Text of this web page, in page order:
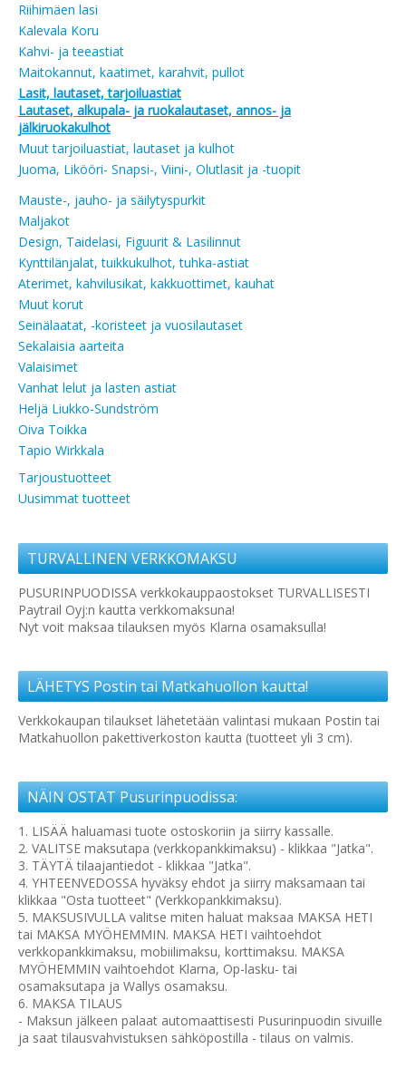
Riihimäen lasi
Kalevala Koru
Kahvi- ja teeastiat
Maitokannut, kaatimet, karahvit, pullot
Lasit, lautaset, tarjoiluastiat
Lautaset, alkupala- ja ruokalautaset, annos- ja
jälkiruokakulhot
Muut tarjoiluastiat, lautaset ja kulhot
Juoma, Likööri- Snapsi-, Viini-, Olutlasit ja -tuopit
Mauste-, jauho- ja säilytyspurkit
Maljakot
Design, Taidelasi, Figuurit & Lasilinnut
Kynttilänjalat, tuikkukulhot, tuhka-astiat
Aterimet, kahvilusikat, kakkuottimet, kauhat
Muut korut
Seinälaatat, -koristeet ja vuosilautaset
Sekalaisia aarteita
Valaisimet
Vanhat lelut ja lasten astiat
Heljä Liukko-Sundström
Oiva Toikka
Tapio Wirkkala
Tarjoustuotteet
Uusimmat tuotteet
TURVALLINEN VERKKOMAKSU
PUSURINPUODISSA verkkokauppaostokset TURVALLISESTI
Paytrail Oyj:n kautta verkkomaksuna!
Nyt voit maksaa tilauksen myös Klarna osamaksulla!
LÄHETYS Postin tai Matkahuollon kautta!
Verkkokaupan tilaukset lähetetään valintasi mukaan Postin tai
Matkahuollon pakettiverkoston kautta (tuotteet yli 3 cm).
NÄIN OSTAT Pusurinpuodissa:
1. LISÄÄ haluamasi tuote ostoskoriin ja siirry kassalle.
2. VALITSE maksutapa (verkkopankkimaksu) - klikkaa "Jatka".
3. TÄYTÄ tilaajantiedot - klikkaa "Jatka".
4. YHTEENVEDOSSA hyväksy ehdot ja siirry maksamaan tai
klikkaa "Osta tuotteet" (Verkkopankkimaksu).
5. MAKSUSIVULLA valitse miten haluat maksaa MAKSA HETI
tai MAKSA MYÖHEMMIN. MAKSA HETI vaihtoehdot
verkkopankkimaksu, mobiilimaksu, korttimaksu. MAKSA
MYÖHEMMIN vaihtoehdot Klarna, Op-lasku- tai
osamaksutapa ja Wallys osamaksu.
6. MAKSA TILAUS
- Maksun jälkeen palaat automaattisesti Pusurinpuodin sivuille
ja saat tilausvahvistuksen sähköpostilla - tilaus on valmis.